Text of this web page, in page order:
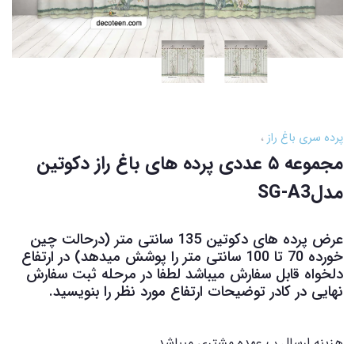
پرده سری باغ راز
مجموعه ۵ عددی پرده های باغ راز دکوتین
مدلSG-A3
عرض پرده های دکوتین 135 سانتی متر (درحالت چین
خورده 70 تا 100 سانتی متر را پوشش میدهد) در ارتفاع
دلخواه قابل سفارش میباشد لطفا در مرحله ثبت سفارش
نهایی در کادر توضیحات ارتفاع مورد نظر را بنویسید.